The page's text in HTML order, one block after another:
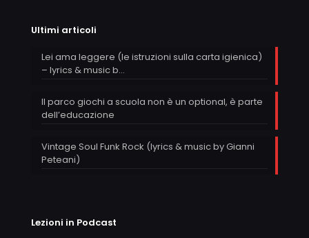
Ultimi articoli
Lei ama leggere (le istruzioni sulla carta igienica)
– lyrics & music b…
Il parco giochi a scuola non è un optional, è parte
dell’educazione
Vintage Soul Funk Rock (lyrics & music by Gianni
Peteani)
Lezioni in Podcast